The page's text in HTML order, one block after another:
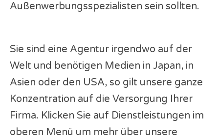
Außenwerbungsspezialisten sein sollten.
Sie sind eine Agentur irgendwo auf der
Welt und benötigen Medien in Japan, in
Asien oder den USA, so gilt unsere ganze
Konzentration auf die Versorgung Ihrer
Firma. Klicken Sie auf Dienstleistungen im
oberen Menü um mehr über unsere